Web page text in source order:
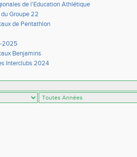
de l'Education Athlétique
Groupe 22
de Pentathlon
2025
Benjamins
Interclubs 2024